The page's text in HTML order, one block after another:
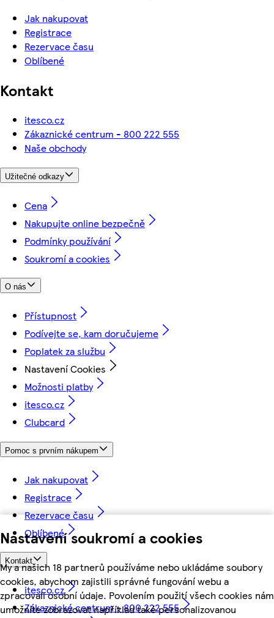
Nastavení soukromí a cookies
My a našich 18 partnerů používáme nebo ukládáme soubory
cookies, abychom zajistili správné fungování webu a
zpracovali osobní údaje. Povolením použití všech cookies nám
umožníte zobrazovat například také personalizovanou
Jak nakupovat
Registrace
Rezervace času
Oblíbené
Kontakt
itesco.cz
Zákaznické centrum - 800 222 555
Naše obchody
Užitečné odkazy
Cena
Nakupujte online bezpečně
Podmínky používání
Soukromí a cookies
O nás
Přístupnost
Podívejte se, kam doručujeme
Poplatek za službu
Nastavení Cookies
Možnosti platby
itesco.cz
Clubcard
Pomoc s prvním nákupem
Jak nakupovat
Registrace
Rezervace času
Oblíbené
Kontakt
itesco.cz
Zákaznické centrum - 800 222 555